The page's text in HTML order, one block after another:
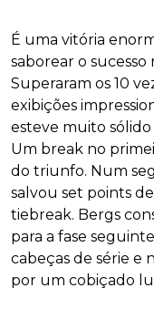
É uma vitória
saborear o sucesso
Superaram os 10
exibições
esteve muito
Um break no
do triunfo. Num
salvou set points
tiebreak. Bergs
para a fase
cabeças de série e
por um cobiçado